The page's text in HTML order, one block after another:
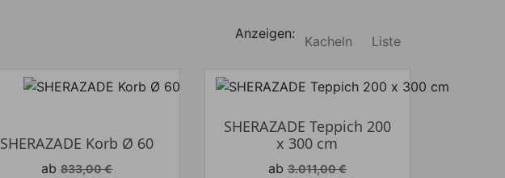
Anzeigen: Kacheln Liste
SHERAZADE Korb Ø 60
Verkaufspreis
ab 833,00 €
SHERAZADE Teppich 200
x 300 cm
Verkaufspreis
ab 3.011,00 €